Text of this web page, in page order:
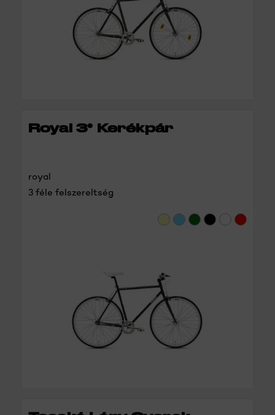
Royal 3* Kerékpár
royal
3 féle felszereltség
RÉSZLETEK